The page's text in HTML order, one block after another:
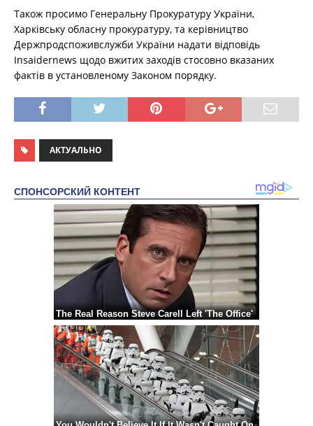
Також просимо Генеральну Прокуратуру України,
Харківську обласну прокуратуру, та керівництво
Держпродспоживслужби України надати відповідь
Insaidernews щодо вжитих заходів стосовно вказаних
фактів в установленому Законом порядку.
АКТУАЛЬНО